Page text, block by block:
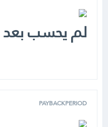
لم يحسب بعد
PAYBACKPERIOD